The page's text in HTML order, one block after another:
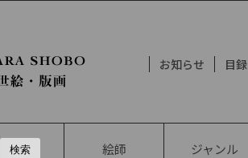
お知らせ 目録
絵師 ジャンル